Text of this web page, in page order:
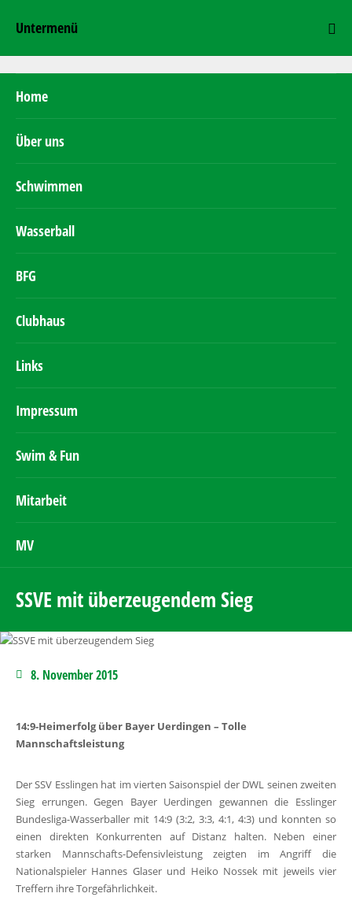
Untermenü
Home
Über uns
Schwimmen
Wasserball
BFG
Clubhaus
Links
Impressum
Swim & Fun
Mitarbeit
MV
SSVE mit überzeugendem Sieg
8. November 2015
14:9-Heimerfolg über Bayer Uerdingen – Tolle
Mannschaftsleistung
Der SSV Esslingen hat im vierten Saisonspiel der DWL seinen zweiten
Sieg errungen. Gegen Bayer Uerdingen gewannen die Esslinger
Bundesliga-Wasserballer mit 14:9 (3:2, 3:3, 4:1, 4:3) und konnten so
einen direkten Konkurrenten auf Distanz halten. Neben einer
starken Mannschafts-Defensivleistung zeigten im Angriff die
Nationalspieler Hannes Glaser und Heiko Nossek mit jeweils vier
Treffern ihre Torgefährlichkeit.